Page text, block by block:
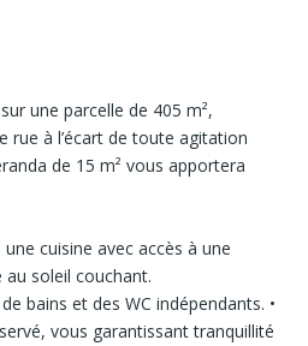
une parcelle de 405 m²,
rue à l’écart de toute agitation
de 15 m² vous apportera
cuisine avec accès à une
soleil couchant.
bains et des WC indépendants. •
vous garantissant tranquillité